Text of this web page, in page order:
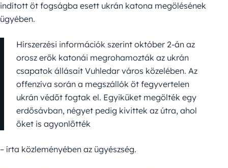
indított öt fogságba esett ukrán katona megölésének
ügyében.
Hírszerzési információk szerint október 2-án az
orosz erők katonái megrohamozták az ukrán
csapatok állásait Vuhledar város közelében. Az
offenzíva során a megszállók öt fegyvertelen
ukrán védőt fogtak el. Egyiküket megölték egy
erdősávban, négyet pedig kivittek az útra, ahol
őket is agyonlőtték
– írta közleményében az ügyészség.